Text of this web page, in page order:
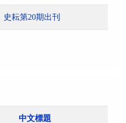
史耘第20期出刊
中文標題